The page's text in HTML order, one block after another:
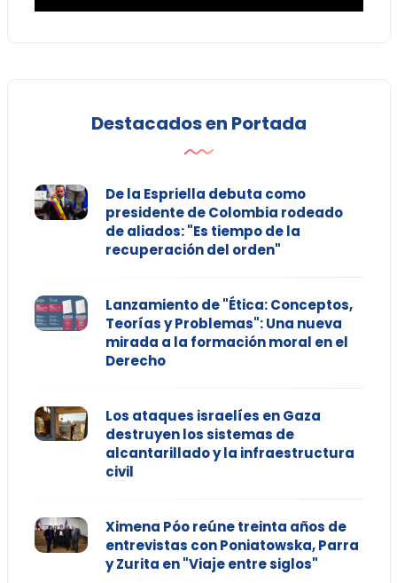
Destacados en Portada
De la Espriella debuta como
presidente de Colombia rodeado
de aliados: "Es tiempo de la
recuperación del orden"
Lanzamiento de "Ética: Conceptos,
Teorías y Problemas": Una nueva
mirada a la formación moral en el
Derecho
Los ataques israelíes en Gaza
destruyen los sistemas de
alcantarillado y la infraestructura
civil
Ximena Póo reúne treinta años de
entrevistas con Poniatowska, Parra
y Zurita en "Viaje entre siglos"